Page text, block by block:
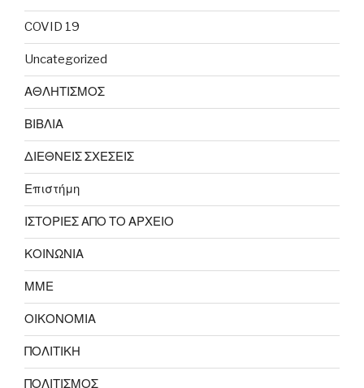
COVID 19
Uncategorized
ΑΘΛΗΤΙΣΜΟΣ
ΒΙΒΛΙΑ
ΔΙΕΘΝΕΙΣ ΣΧΕΣΕΙΣ
Επιστήμη
ΙΣΤΟΡΙΕΣ ΑΠΟ ΤΟ ΑΡΧΕΙΟ
ΚΟΙΝΩΝΙΑ
ΜΜΕ
ΟΙΚΟΝΟΜΙΑ
ΠΟΛΙΤΙΚΗ
ΠΟΛΙΤΙΣΜΟΣ